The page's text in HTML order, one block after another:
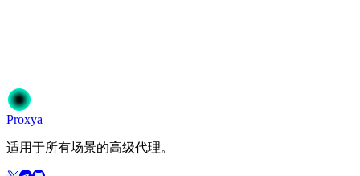
开始使用
Proxya
适用于所有场景的高级代理。